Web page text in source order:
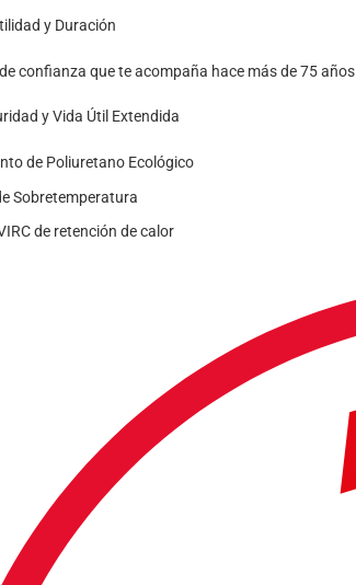
y Duración
confianza que te acompaña hace más de 75 años
y Vida Útil Extendida
de Poliuretano Ecológico
Sobretemperatura
de retención de calor